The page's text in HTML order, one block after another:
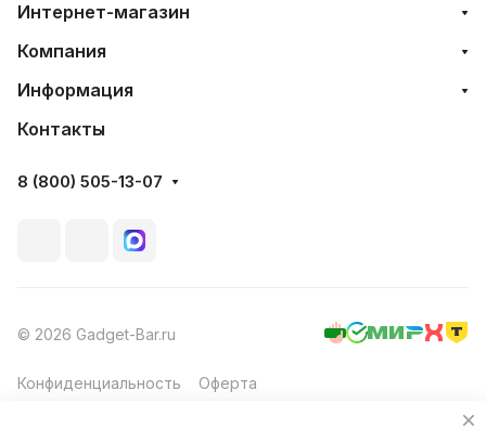
Интернет-магазин
Компания
Информация
Контакты
8 (800) 505-13-07
© 2026 Gadget-Bar.ru
Конфиденциальность Оферта